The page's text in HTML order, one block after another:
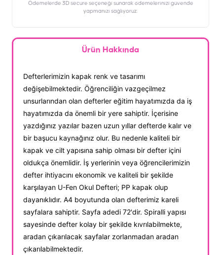
Ödemelerde 3D secure seçeneği sunarak ödemelerinizi güvende
yapmanızı sağlıyoruz.
Ürün Hakkında
Defterlerimizin kapak renk ve tasarımı
değişebilmektedir. Öğrenciliğin vazgeçilmez
unsurlarından olan defterler eğitim hayatımızda da iş
hayatımızda da önemli bir yere sahiptir. İçerisine
yazdığınız yazılar bazen uzun yıllar defterde kalır ve
bir başucu kaynağınız olur. Bu nedenle kaliteli bir
kapak ve cilt yapısına sahip olması bir defter içini
oldukça önemlidir. İş yerlerinin veya öğrencilerimizin
defter ihtiyacını ekonomik ve kaliteli bir şekilde
karşılayan U-Fen Okul Defteri; PP kapak olup
dayanıklıdır. A4 boyutunda olan defterimiz kareli
sayfalara sahiptir. Sayfa adedi 72'dir. Spiralli yapısı
sayesinde defter kolay bir şekilde kıvrılabilmekte,
aradan çıkarılacak sayfalar zorlanmadan aradan
çıkarılabilmektedir.